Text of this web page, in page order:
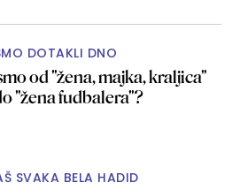
DOTAKLI DNO
od "žena, majka, kraljica"
"žena fudbalera"?
SVAKA BELA HADID